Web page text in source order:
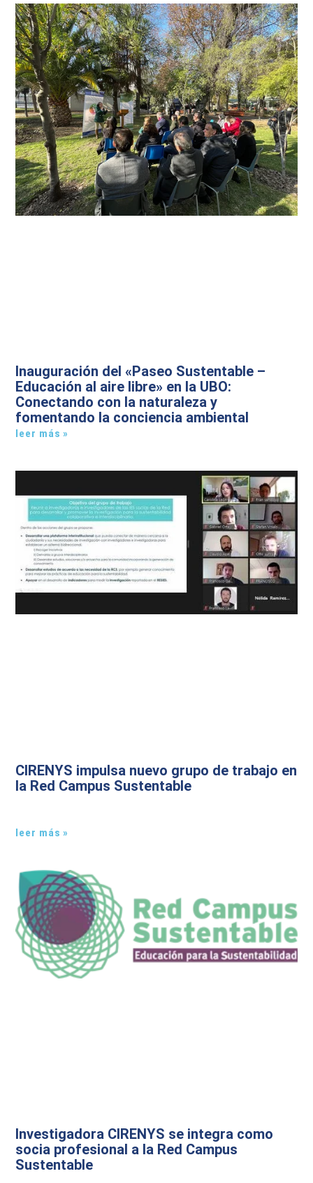
Inauguración del «Paseo Sustentable –
Educación al aire libre» en la UBO:
Conectando con la naturaleza y
fomentando la conciencia ambiental
leer más »
CIRENYS impulsa nuevo grupo de trabajo en
la Red Campus Sustentable
leer más »
Investigadora CIRENYS se integra como
socia profesional a la Red Campus
Sustentable